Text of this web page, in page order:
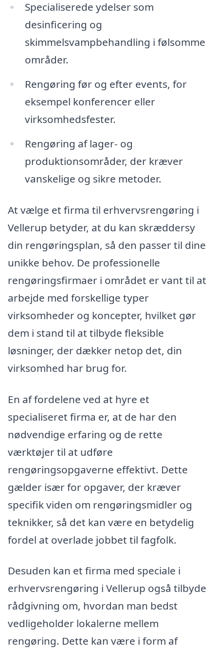
Specialiserede ydelser som
desinficering og
skimmelsvampbehandling i følsomme
områder.
Rengøring før og efter events, for
eksempel konferencer eller
virksomhedsfester.
Rengøring af lager- og
produktionsområder, der kræver
vanskelige og sikre metoder.
At vælge et firma til erhvervsrengøring i
Vellerup betyder, at du kan skræddersy
din rengøringsplan, så den passer til dine
unikke behov. De professionelle
rengøringsfirmaer i området er vant til at
arbejde med forskellige typer
virksomheder og koncepter, hvilket gør
dem i stand til at tilbyde fleksible
løsninger, der dækker netop det, din
virksomhed har brug for.
En af fordelene ved at hyre et
specialiseret firma er, at de har den
nødvendige erfaring og de rette
værktøjer til at udføre
rengøringsopgaverne effektivt. Dette
gælder især for opgaver, der kræver
specifik viden om rengøringsmidler og
teknikker, så det kan være en betydelig
fordel at overlade jobbet til fagfolk.
Desuden kan et firma med speciale i
erhvervsrengøring i Vellerup også tilbyde
rådgivning om, hvordan man bedst
vedligeholder lokalerne mellem
rengøring. Dette kan være i form af